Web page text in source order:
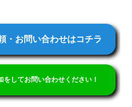
・お問い合わせはコチラ
をしてお問い合わせください！